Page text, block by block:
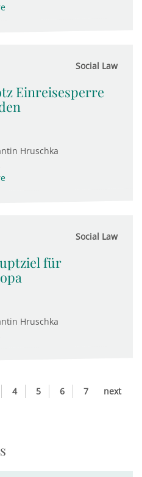
Social Law
Einreisesperre
Hruschka
Social Law
für
Hruschka
4 5 6 7 next